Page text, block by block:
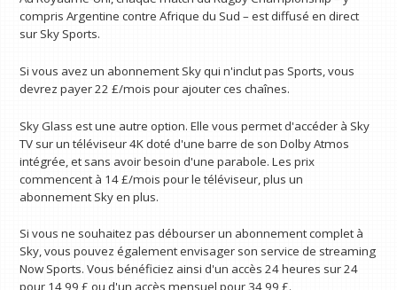
compris Argentine contre Afrique du Sud – est diffusé en direct
sur Sky Sports.
Si vous avez un abonnement Sky qui n'inclut pas Sports, vous
devrez payer 22 £/mois pour ajouter ces chaînes.
Sky Glass est une autre option. Elle vous permet d'accéder à Sky
TV sur un téléviseur 4K doté d'une barre de son Dolby Atmos
intégrée, et sans avoir besoin d'une parabole. Les prix
commencent à 14 £/mois pour le téléviseur, plus un
abonnement Sky en plus.
Si vous ne souhaitez pas débourser un abonnement complet à
Sky, vous pouvez également envisager son service de streaming
Now Sports. Vous bénéficiez ainsi d'un accès 24 heures sur 24
pour 14,99 £ ou d'un accès mensuel pour 34,99 £.